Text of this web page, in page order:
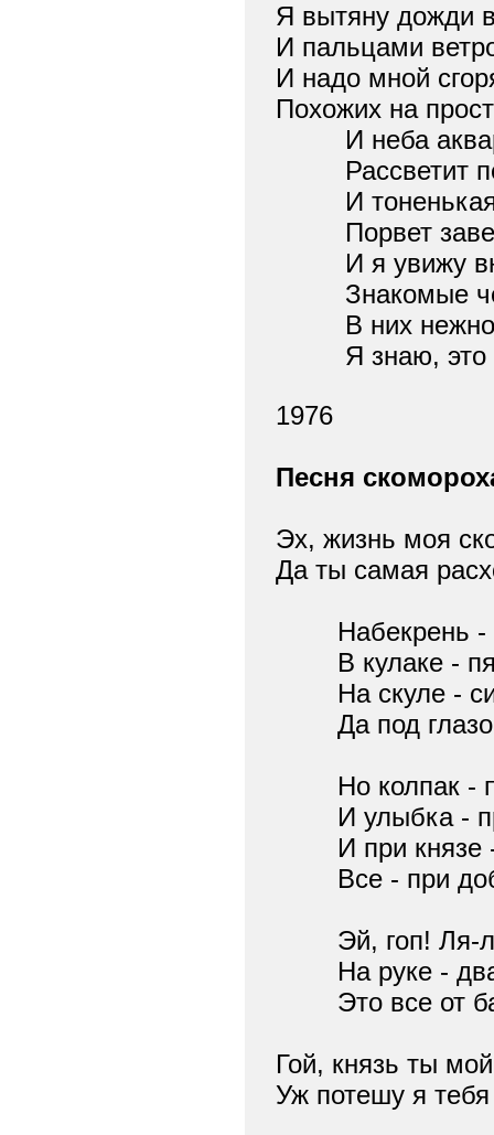
Я вытяну дожди
И пальцами
И надо мной
Похожих на
И неба
Рассветит
И тоненькая
Порвет
И я увижу
Знакомые
В них
Я знаю, это
1976
Песня
Эх, жизнь моя
Да ты самая
Набекрень -
В кулаке -
На скуле -
Да под
Но колпак -
И улыбка -
И при князе -
Все - при
Эй, гоп! Ля-
На руке - два
Это все от
Гой, князь ты
Уж потешу я